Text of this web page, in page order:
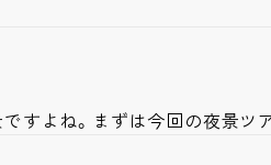
すよね。まずは今回の夜景ツ